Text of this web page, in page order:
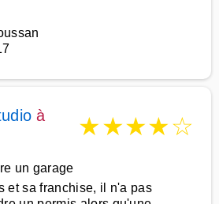
à
★★★★☆
un garage
et sa franchise, il n'a pas